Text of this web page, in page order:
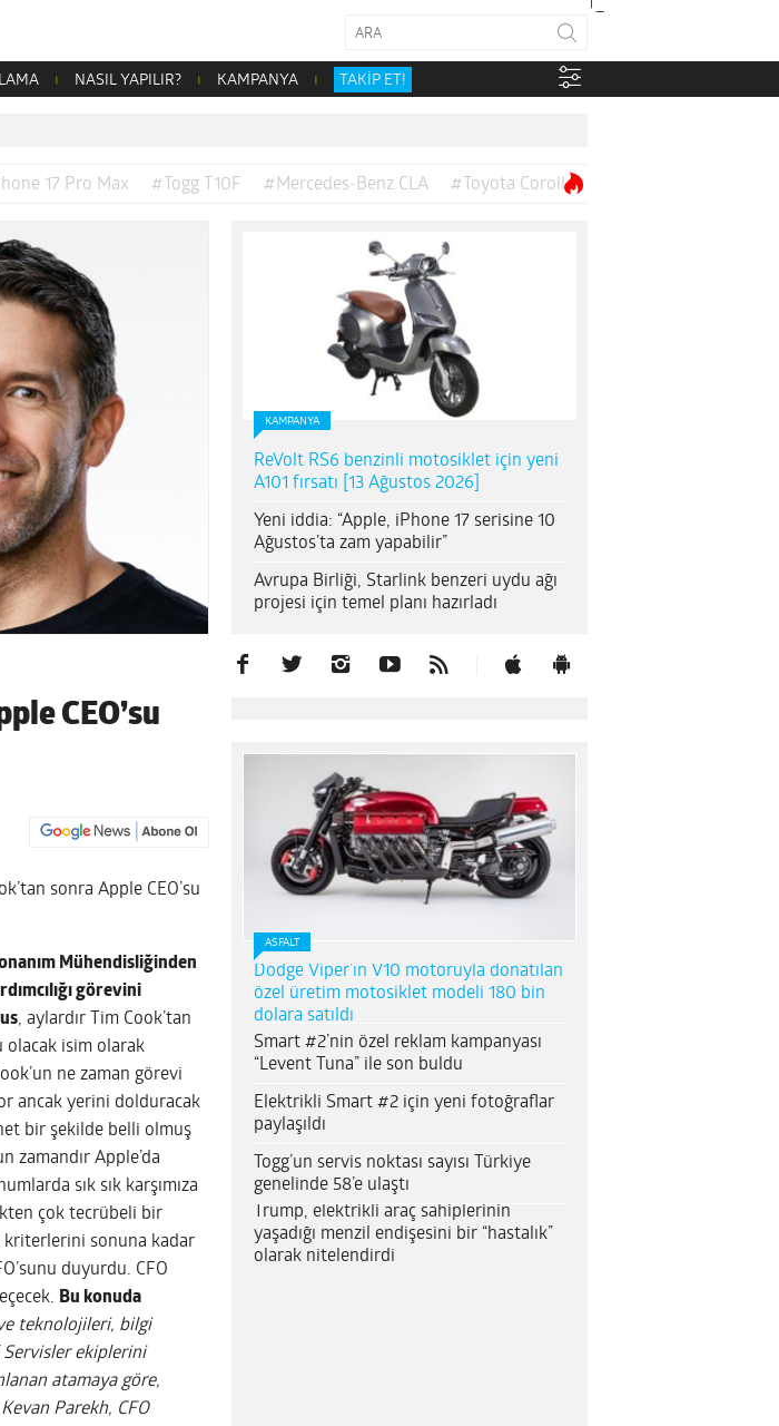
NASIL YAPILIR? KAMPANYA TAKİP ET!
17 Pro Max #Togg T10F #Mercedes-Benz CLA #Toyota Corolla
CEO’su
sonra Apple CEO’su
Mühendisliğinden
görevini
, aylardır Tim Cook’tan
olacak isim olarak
ne zaman görevi
ancak yerini dolduracak
bir şekilde belli olmuş
zamandır Apple’da
sık sık karşımıza
çok tecrübeli bir
kriterlerini sonuna kadar
duyurdu. CFO
Bu konuda
teknolojileri, bilgi
ekiplerini
atamaya göre,
Parekh, CFO
KAMPANYA
ReVolt RS6 benzinli motosiklet için yeni
A101 fırsatı [13 Ağustos 2026]
Yeni iddia: “Apple, iPhone 17 serisine 10
Ağustos’ta zam yapabilir”
Avrupa Birliği, Starlink benzeri uydu ağı
projesi için temel planı hazırladı
ASFALT
Dodge Viper’ın V10 motoruyla donatılan
özel üretim motosiklet modeli 180 bin
dolara satıldı
Smart #2’nin özel reklam kampanyası
“Levent Tuna” ile son buldu
Elektrikli Smart #2 için yeni fotoğraflar
paylaşıldı
Togg’un servis noktası sayısı Türkiye
genelinde 58’e ulaştı
Trump, elektrikli araç sahiplerinin
yaşadığı menzil endişesini bir “hastalık”
olarak nitelendirdi